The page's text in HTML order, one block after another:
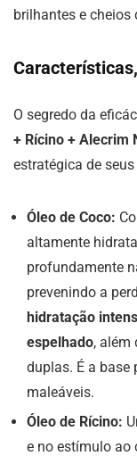
brilhantes e cheios
O segredo da
+ Rícino + Alecrim
estratégica de
Óleo de Coco:
altamente
profundamente
prevenindo a
hidratação
espelhado, além
duplas. É a base
maleáveis.
Óleo de Rícino:
e no estímulo ao